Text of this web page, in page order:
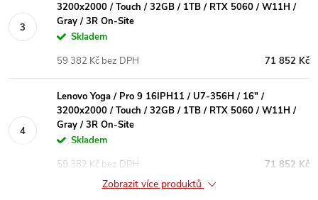
3200x2000 / Touch / 32GB / 1TB / RTX 5060 / W11H /
Gray / 3R On-Site
Skladem
71 852 Kč
59 382 Kč bez DPH
Lenovo Yoga / Pro 9 16IPH11 / U7-356H / 16" /
3200x2000 / Touch / 32GB / 1TB / RTX 5060 / W11H /
Gray / 3R On-Site
Skladem
71 852 Kč
59 382 Kč bez DPH
Zobrazit více produktů